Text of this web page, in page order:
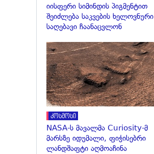
იისფერი სიმინდის პიგმენტით
შეიძლება საკვების ხელოვნური
საღებავი ჩაანაცვლონ
კოსმოსი
NASA-ს მავალმა Curiosity-მ
მარსზე იდუმალი, ფიჭისებრი
ლანდშაფტი აღმოაჩინა